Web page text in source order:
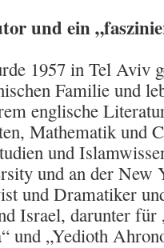
und ein
1957 in Tel Aviv
Familie und
englische
Mathematik und
und
und an der
und Dramatiker
Israel, darunter
und „Yedioth